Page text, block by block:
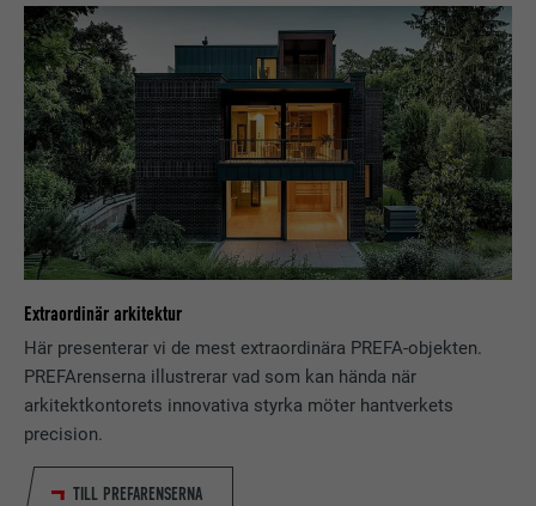
Extraordinär arkitektur
Här presenterar vi de mest extraordinära PREFA-objekten.
PREFArenserna illustrerar vad som kan hända när
arkitektkontorets innovativa styrka möter hantverkets
precision.
TILL PREFARENSERNA
EFTERNAMN bscookie
LEVERANTÖRER LinkedIn
PROCEDUR 2 år
ÄNDAMÅL
Används av den sociala
nätverkstjänsten LinkedIn för att
spåra användningen av inbäddade
tjänster.
LEVERANTÖRER LinkedIn
PROCEDUR